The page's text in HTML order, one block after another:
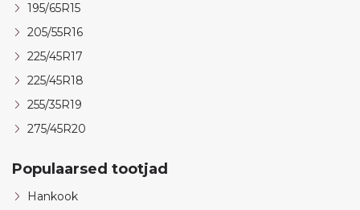
195/65R15
205/55R16
225/45R17
225/45R18
255/35R19
275/45R20
Populaarsed tootjad
Hankook